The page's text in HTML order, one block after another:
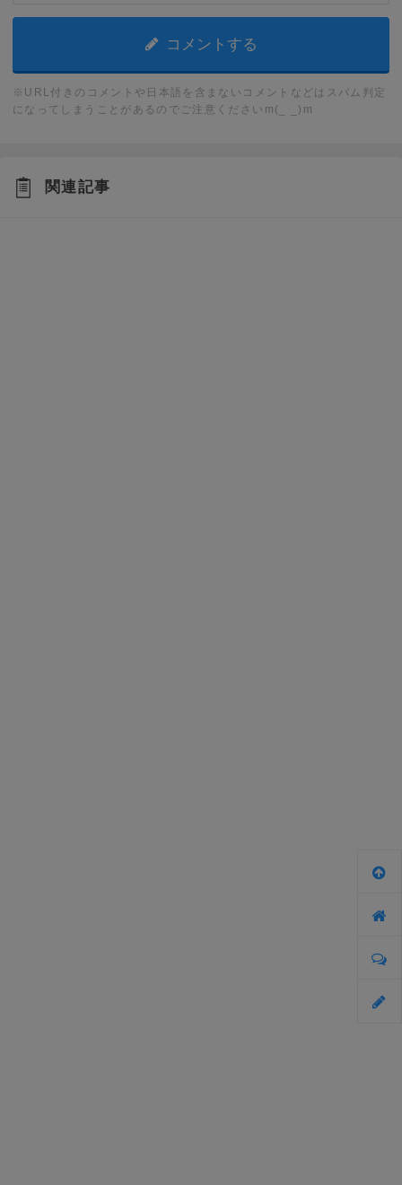
※URL付きのコメントや日本語を含まないコメントなどはスパム判定
になってしまうことがあるのでご注意くださいm(_ _)m
関連記事